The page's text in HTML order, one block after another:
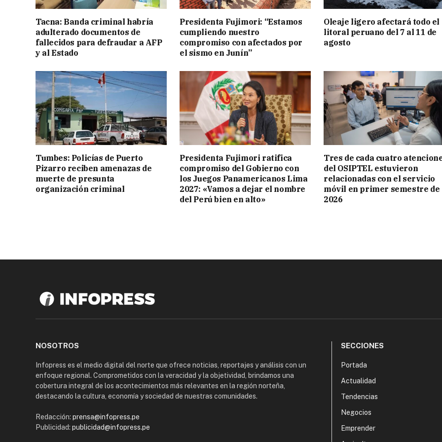
Tacna: Banda criminal habría
adulterado documentos de
fallecidos para defraudar a AFP
y al Estado
Presidenta Fujimori: “Estamos
cumpliendo nuestro
compromiso con afectados por
el sismo en Junín”
Oleaje ligero afectará todo el
litoral peruano del 7 al 11 de
agosto
Tumbes: Policías de Puerto
Pizarro reciben amenazas de
muerte de presunta
organización criminal
Presidenta Fujimori ratifica
compromiso del Gobierno con
los Juegos Panamericanos Lima
2027: «Vamos a dejar el nombre
del Perú bien en alto»
Tres de cada cuatro
del OSIPTEL estuvieron
relacionadas con el servicio
móvil en primer semestre de
2026
NOSOTROS
Infopress es el medio digital del norte que ofrece noticias, reportajes y análisis con un
enfoque regional. Comprometidos con la veracidad y la objetividad, brindamos una
cobertura integral de los acontecimientos más relevantes en la región norteña,
destacando la cultura, economía y sociedad de nuestras comunidades.
Redacción: prensa@infopress.pe
Publicidad: publicidad@infopress.pe
SECCIONES
Portada
Actualidad
Tendencias
Negocios
Emprender